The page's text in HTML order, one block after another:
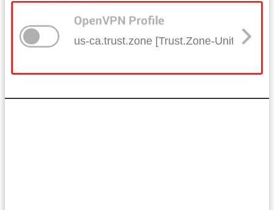
us-ca.trust.zone [Trust.Zone-United-